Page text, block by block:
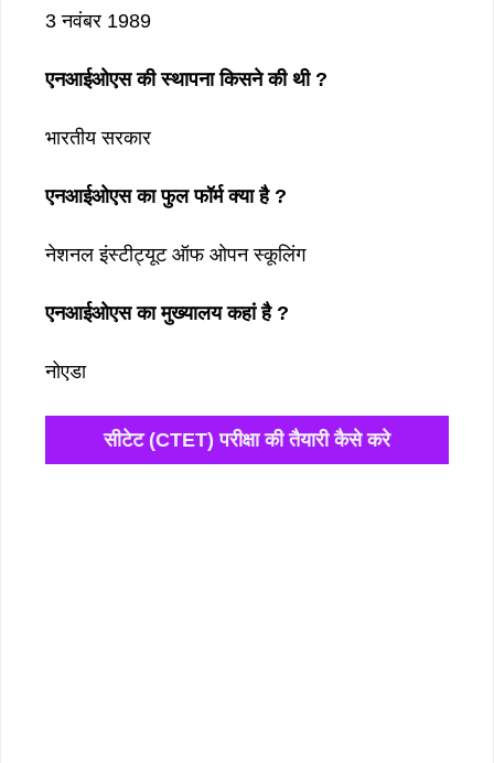
3 नवंबर 1989
एनआईओएस की स्थापना किसने की थी ?
भारतीय सरकार
एनआईओएस का फुल फॉर्म क्या है ?
नेशनल इंस्टीट्यूट ऑफ ओपन स्कूलिंग
एनआईओएस का मुख्यालय कहां है ?
नोएडा
सीटेट (CTET) परीक्षा की तैयारी कैसे करे